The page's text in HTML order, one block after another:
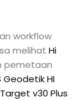
workflow
melihatHi
pemetaan
Geodetik HI
v30 Plus